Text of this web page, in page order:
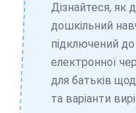
Дізнайтеся, як
дошкільний
підключений
електронної
для батьків
та варіанти